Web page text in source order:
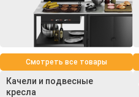
Смотреть все товары
Качели и подвесные
кресла